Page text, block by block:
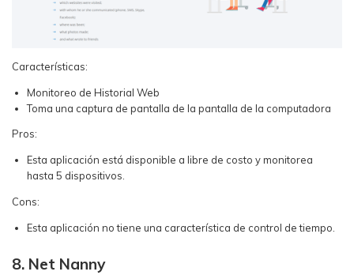
Características:
Monitoreo de Historial Web
Toma una captura de pantalla de la pantalla de la computadora
Pros:
Esta aplicación está disponible a libre de costo y monitorea
hasta 5 dispositivos.
Cons:
Esta aplicación no tiene una característica de control de tiempo.
8. Net Nanny